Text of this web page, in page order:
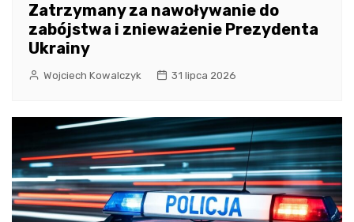
Zatrzymany za nawoływanie do
zabójstwa i znieważenie Prezydenta
Ukrainy
Wojciech Kowalczyk 31 lipca 2026